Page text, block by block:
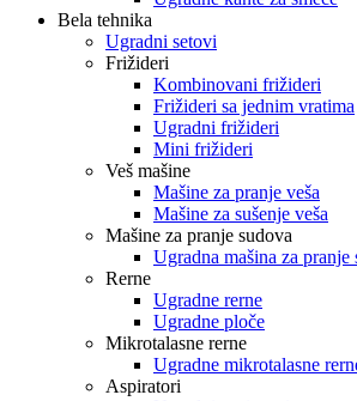
Bela tehnika
Ugradni setovi
Frižideri
Kombinovani frižideri
Frižideri sa jednim vratima
Ugradni frižideri
Mini frižideri
Veš mašine
Mašine za pranje veša
Mašine za sušenje veša
Mašine za pranje sudova
Ugradna mašina za pranje
Rerne
Ugradne rerne
Ugradne ploče
Mikrotalasne rerne
Ugradne mikrotalasne
Aspiratori